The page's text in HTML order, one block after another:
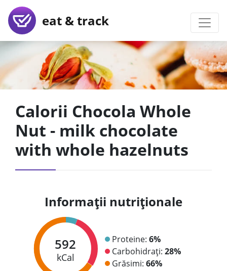
eat & track
Calorii Chocola Whole
Nut - milk chocolate
with whole hazelnuts
Informații nutriționale
592
kCal
Proteine: 6%
Carbohidrați: 28%
Grăsimi: 66%